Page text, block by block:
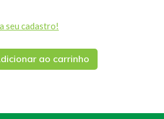
seu cadastro!
ao carrinho